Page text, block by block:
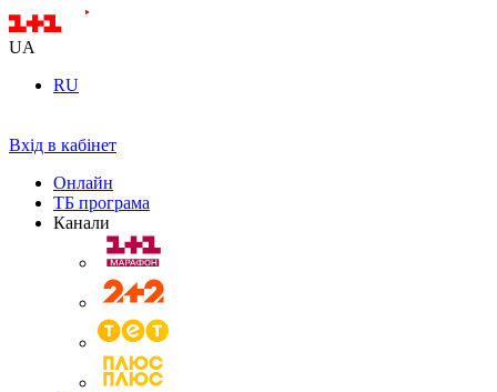
UA
RU
Вхід в кабінет
Онлайн
ТБ програма
Канали